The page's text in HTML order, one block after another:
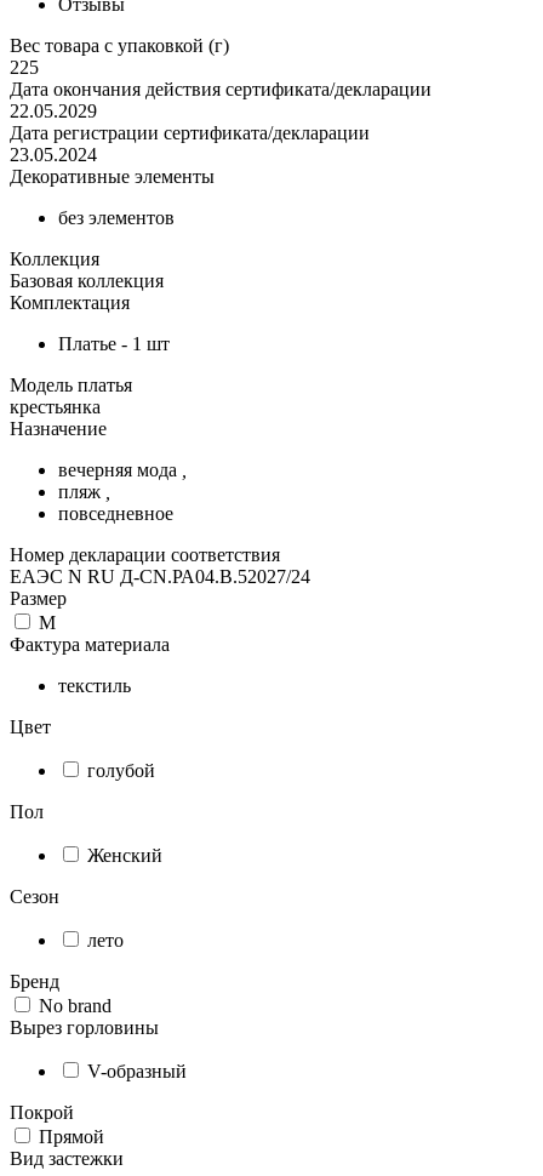
Отзывы
Вес товара с упаковкой (г)
225
Дата окончания действия сертификата/декларации
22.05.2029
Дата регистрации сертификата/декларации
23.05.2024
Декоративные элементы
без элементов
Коллекция
Базовая коллекция
Комплектация
Платье - 1 шт
Модель платья
крестьянка
Назначение
вечерняя мода
пляж
повседневное
Номер декларации соответствия
ЕАЭС N RU Д-CN.РА04.В.52027/24
Размер
M
Фактура материала
текстиль
Цвет
голубой
Пол
Женский
Сезон
лето
Бренд
No brand
Вырез горловины
V-образный
Покрой
Прямой
Вид застежки